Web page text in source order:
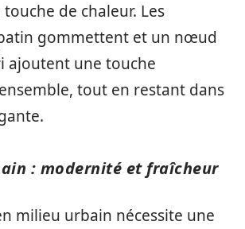
de chaleur. Les
gommettent et un nœud
ajoutent une touche
tout en restant dans
: modernité et fraîcheur
milieu urbain nécessite une